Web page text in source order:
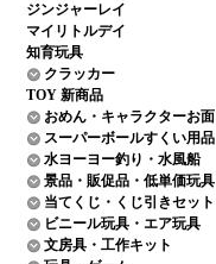
ジンジャーレイ
マイリトルデイ
知育玩具
クラッカー
TOY 新商品
おめん・キャラクターお面
スーパーボールすくい用品
水ヨーヨー釣り・水風船
景品・販促品・低単価玩具
当てくじ・くじ引きセット
ビニール玩具・エア玩具
文房具・工作キット